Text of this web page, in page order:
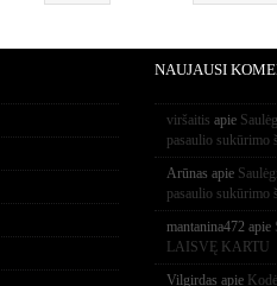
NAUJAUSI
viršaitis apie
pasaulio sukūrimo
Arūnas apie
pasaulio sukūrimo
mantanina472 apie
LAISVĘ KARTU
Vilgirdas apie